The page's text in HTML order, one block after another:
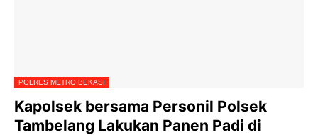
POLRES METRO BEKASI
Kapolsek bersama Personil Polsek
Tambelang Lakukan Panen Padi di